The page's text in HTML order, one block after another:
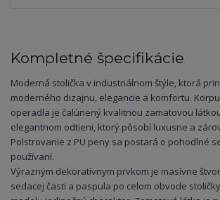
Kompletné špecifikácie
Moderná stolička v industriálnom štýle, ktorá
moderného dizajnu, elegancie a komfortu.
operadla je čalúnený kvalitnou zamatovou
elegantnom odtieni, ktorý pôsobí luxusne a
Polstrovanie z PU peny sa postará o pohodlné
používaní.
Výrazným dekoratívnym prvkom je masívne
sedacej časti a paspula po celom obvode